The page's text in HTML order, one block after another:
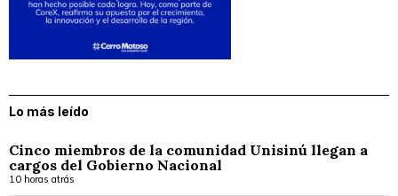
Lo más leído
Cinco miembros de la comunidad Unisinú llegan a
cargos del Gobierno Nacional
10 horas atrás